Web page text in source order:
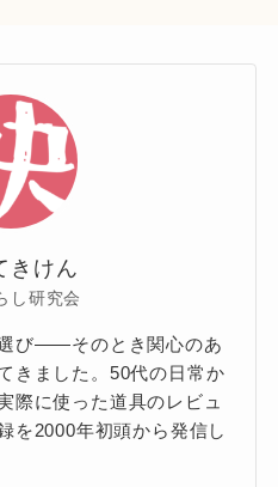
きけん
し研究会
び——そのとき関心のあ
きました。50代の日常か
際に使った道具のレビュ
を2000年初頭から発信し